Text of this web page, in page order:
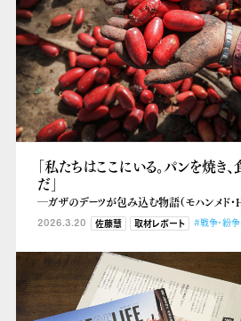
「私たちはここにいる。パンを焼き
だ」
―ガザのデーツが包み込む物語（モハンメド・
2026.3.20 佐藤慧 取材レポート #戦争・紛争